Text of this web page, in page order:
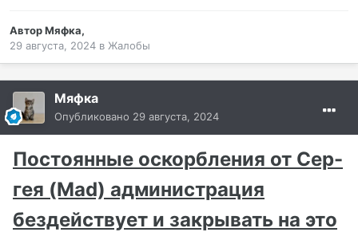
АвторМяфка,
29 августа, 2024 в Жалобы
Мяфка
Опубликовано 29 августа, 2024
Постоянные оскорбления от Сер-
гея (Mad) администрация
бездействует и закрывать на это